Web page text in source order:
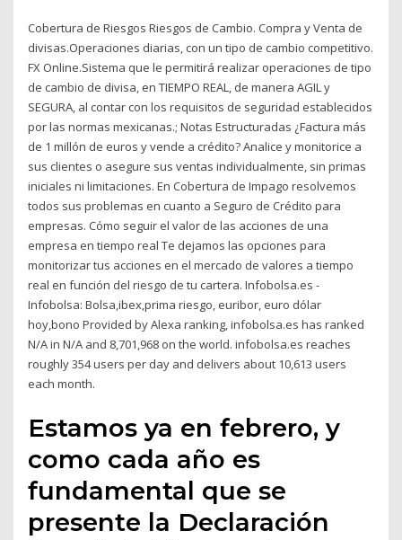
Cobertura de Riesgos Riesgos de Cambio. Compra y Venta de
divisas.Operaciones diarias, con un tipo de cambio competitivo.
FX Online.Sistema que le permitirá realizar operaciones de tipo
de cambio de divisa, en TIEMPO REAL, de manera AGIL y
SEGURA, al contar con los requisitos de seguridad establecidos
por las normas mexicanas.; Notas Estructuradas ¿Factura más
de 1 millón de euros y vende a crédito? Analice y monitorice a
sus clientes o asegure sus ventas individualmente, sin primas
iniciales ni limitaciones. En Cobertura de Impago resolvemos
todos sus problemas en cuanto a Seguro de Crédito para
empresas. Cómo seguir el valor de las acciones de una
empresa en tiempo real Te dejamos las opciones para
monitorizar tus acciones en el mercado de valores a tiempo
real en función del riesgo de tu cartera. Infobolsa.es -
Infobolsa: Bolsa,ibex,prima riesgo, euribor, euro dólar
hoy,bono Provided by Alexa ranking, infobolsa.es has ranked
N/A in N/A and 8,701,968 on the world. infobolsa.es reaches
roughly 354 users per day and delivers about 10,613 users
each month.
Estamos ya en febrero, y
como cada año es
fundamental que se
presente la Declaración